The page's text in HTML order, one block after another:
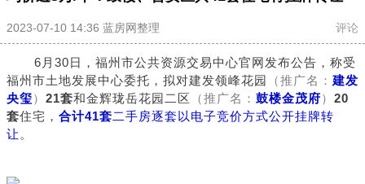
2023-07-10 14:36 蓝房网整理 评论
6月30日，福州市公共资源交易中心官网发布公告，称受
福州市土地发展中心委托，拟对建发领峰花园
（推广名： 建发
央玺） 21套和金辉珑岳花园二区 （推广名： 鼓楼金茂府） 20
套住宅， 合计41套二手房逐套以电子竞价方式公开挂牌转
让 。